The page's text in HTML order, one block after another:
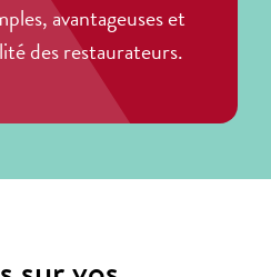
avantageuses et
des restaurateurs.